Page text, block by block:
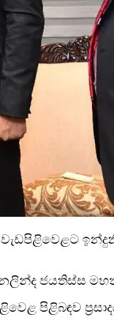
වැඩපිළිවෙළට
ජයතිස්ස
පිළිබඳව